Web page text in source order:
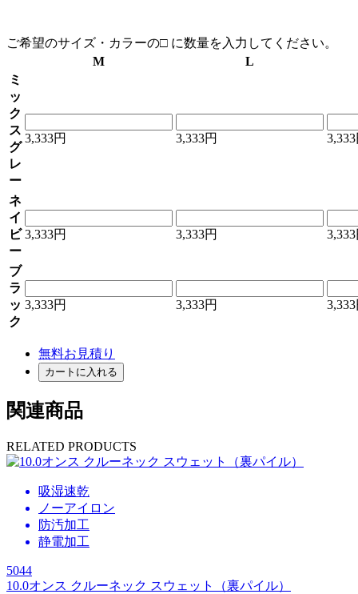
ご希望のサイズ・カラーの□ に数量を入力してください。
M
L
ミ
ッ
ク
ス
グ
レ
ー
3,333円 3,333円
ネ
イ
ビ
ー
3,333円 3,333円
ブ
ラ
ッ
ク
3,333円 3,333円
無料お見積り
カートに入れる
関連商品
RELATED PRODUCTS
吸湿速乾
ノーアイロン
防汚加工
静電加工
5044
10.0オンス クルーネック スウェット（裏パイル）